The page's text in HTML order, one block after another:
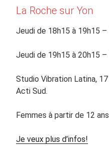
La Roche sur Yon
Jeudi de 18h15 à 19h15
Jeudi de 19h15 à 20h15
Studio Vibration Latina,
Acti Sud.
Femmes à partir de 12
Je veux plus d’infos!